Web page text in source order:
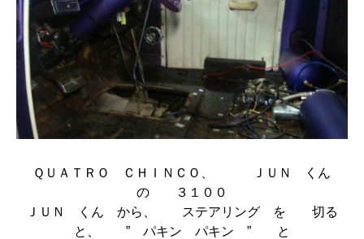
ＱＵＡＴＲＯ ＣＨＩＮＣＯ、 ＪＵＮ くん
の ３１００
ＪＵＮ くん から、 ステアリング を 切る
と、 ” パキン パキン ” と